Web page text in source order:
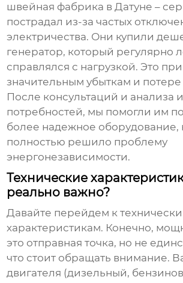
швейная фабрика в Датуне –
пострадал из-за частых
электричества. Они купили
генератор, который регулярно
справлялся с нагрузкой. Это
значительным убыткам и
После консультаций и анализа
потребностей, мы помогли им
более надежное оборудование,
полностью решило проблему
энергонезависимости.
Технические
реально важно?
Давайте перейдем к
характеристикам. Конечно,
это отправная точка, но не
что стоит обращать внимание.
двигателя (дизельный,